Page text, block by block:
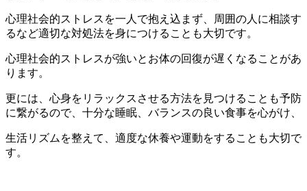
心理社会的ストレスを一人で抱え込まず、周囲の人に相談す
るなど適切な対処法を身につけることも大切です。
心理社会的ストレスが強いとお体の回復が遅くなることがあ
ります。
更には、心身をリラックスさせる方法を見つけることも予防
に繋がるので、十分な睡眠、バランスの良い食事を心がけ、
生活リズムを整えて、適度な休養や運動をすることも大切で
す。